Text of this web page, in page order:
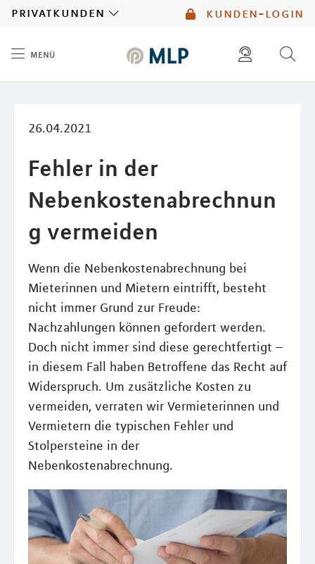
kunden-login
privatkunden
menü
26.04.2021
Fehler in der
Nebenkostenabrechnun
g vermeiden
Wenn die Nebenkostenabrechnung bei
Mieterinnen und Mietern eintrifft, besteht
nicht immer Grund zur Freude:
Nachzahlungen können gefordert werden.
Doch nicht immer sind diese gerechtfertigt –
in diesem Fall haben Betroffene das Recht auf
Widerspruch. Um zusätzliche Kosten zu
vermeiden, verraten wir Vermieterinnen und
Vermietern die typischen Fehler und
Stolpersteine in der
Nebenkostenabrechnung.